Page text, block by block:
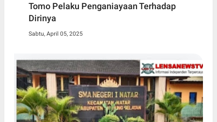
Tomo Pelaku Penganiayaan Terhadap
Dirinya
Sabtu, April 05, 2025